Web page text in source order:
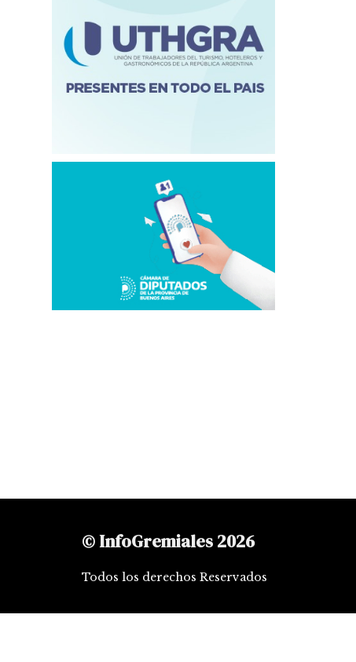
© InfoGremiales 2026
Todos los derechos Reservados